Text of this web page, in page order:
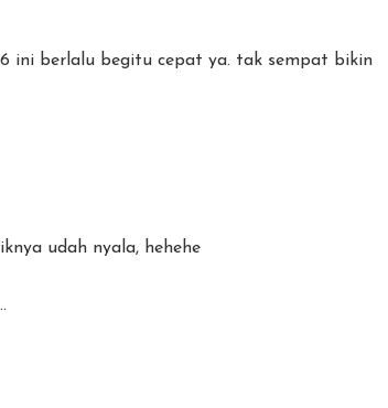
ini berlalu begitu cepat ya. tak sempat bikin
udah nyala, hehehe